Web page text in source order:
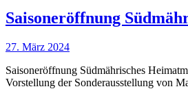
Saisoneröffnung
27. März 2024
Saisoneröffnung Südmährisches
Vorstellung der Sonderausstellung von